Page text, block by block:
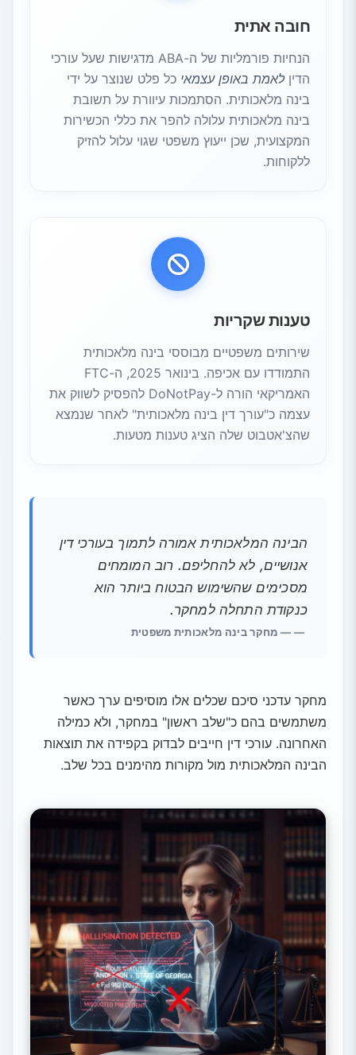
חובה אתית
הנחיות פורמליות של ה-ABA מדגישות שעל עורכי
הדיןלאמת באופן עצמאי כל פלט שנוצר על ידי
בינה מלאכותית. הסתמכות עיוורת על תשובת
בינה מלאכותית עלולה להפר את כללי הכשירות
המקצועית, שכן ייעוץ משפטי שגוי עלול להזיק
ללקוחות.
טענות שקריות
שירותים משפטיים מבוססי בינה מלאכותית
התמודדו עם אכיפה. בינואר 2025, ה-FTC
האמריקאי הורה ל-DoNotPay להפסיק לשווק את
עצמה כ"עורך דין בינה מלאכותית" לאחר שנמצא
שהצ'אטבוט שלה הציג טענות מטעות.
הבינה המלאכותית אמורה לתמוך בעורכי דין
אנושיים, לא להחליפם. רוב המומחים
מסכימים שהשימוש הבטוח ביותר הוא
כנקודת התחלה למחקר.
— מחקר בינה מלאכותית משפטית
מחקר עדכני סיכם שכלים אלו מוסיפים ערך כאשר
משתמשים בהם כ"שלב ראשון" במחקר, ולא כמילה
האחרונה. עורכי דין חייבים לבדוק בקפידה את תוצאות
הבינה המלאכותית מול מקורות מהימנים בכל שלב.